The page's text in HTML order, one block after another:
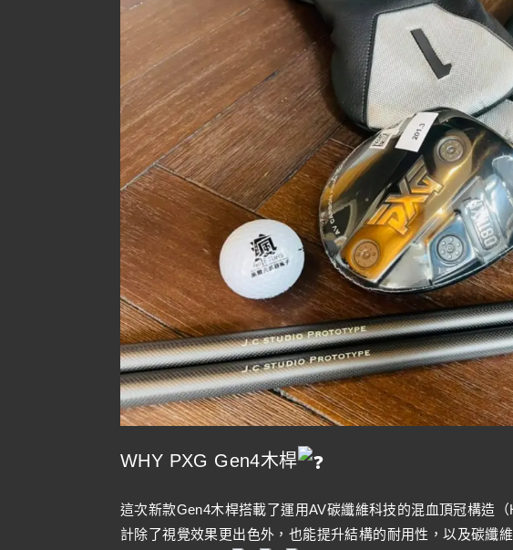
WHY PXG Gen4木桿
這次新款Gen4木桿搭載了運用AV碳纖維科技的混血頂冠構造
計除了視覺效果更出色外，也能提升結構的耐用性，以及碳纖